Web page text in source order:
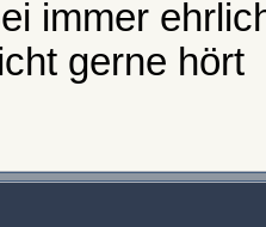
immer
gerne hört